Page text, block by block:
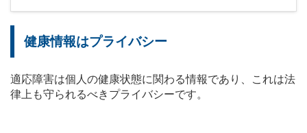
健康情報はプライバシー
適応障害は個人の健康状態に関わる情報であり、これは法
律上も守られるべきプライバシーです。